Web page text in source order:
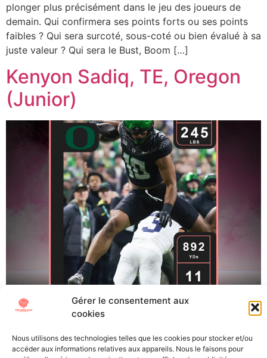
Gérer le consentement aux
cookies
Nous utilisons des technologies telles que les cookies pour stocker et/ou
accéder aux informations relatives aux appareils. Nous le faisons pour
plonger plus précisément dans le jeu des joueurs de
demain. Qui confirmera ses points forts ou ses points
faibles ? Qui sera surcoté, sous-coté ou bien évalué à sa
juste valeur ? Qui sera le Bust, Boom […]
Kenyon Sadiq, TE, Oregon
(Junior)
Kenyon Sadiq, TE, Oregon (Junior) De retour pour cette
plonger plus précisément dans le jeu des joueurs de
demain. Qui confirmera ses points forts ou ses points